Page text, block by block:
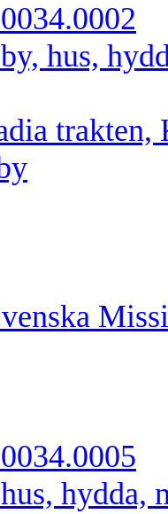
0034.0002
by, hus,
trakten,
0034.0005
hus, hydda,